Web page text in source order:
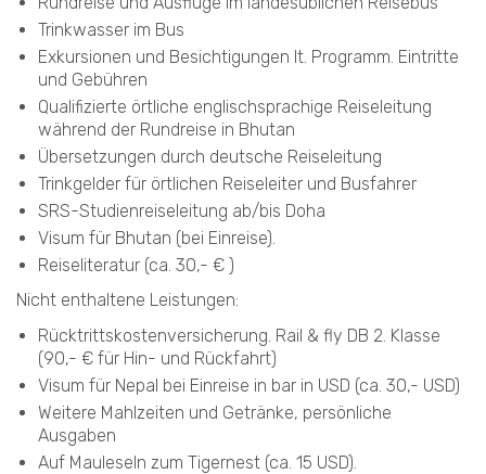
Trinkwasser im Bus
Exkursionen und Besichtigungen It. Programm. Eintritte
und Gebühren
Qualifizierte örtliche englischsprachige Reiseleitung
während der Rundreise in Bhutan
Übersetzungen durch deutsche Reiseleitung
Trinkgelder für örtlichen Reiseleiter und Busfahrer
SRS-Studienreiseleitung ab/bis Doha
Visum für Bhutan (bei Einreise).
Reiseliteratur (ca. 30,- € )
Nicht enthaltene Leistungen:
Rücktrittskostenversicherung. Rail & fly DB 2. Klasse
(90,- € für Hin- und Rückfahrt)
Visum für Nepal bei Einreise in bar in USD (ca. 30,- USD)
Weitere Mahlzeiten und Getränke, persönliche
Ausgaben
Auf Mauleseln zum Tigernest (ca. 15 USD).